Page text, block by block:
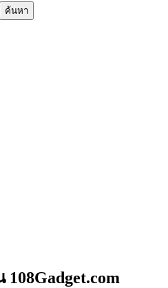
ค้นหา